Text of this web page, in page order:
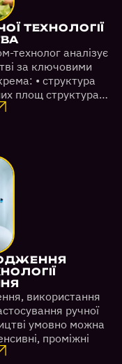
ТЕХНОЛОГІЇ
технолог аналізує
за ключовими
• структура
площ структура
використання
ручної
умовно можна
проміжні